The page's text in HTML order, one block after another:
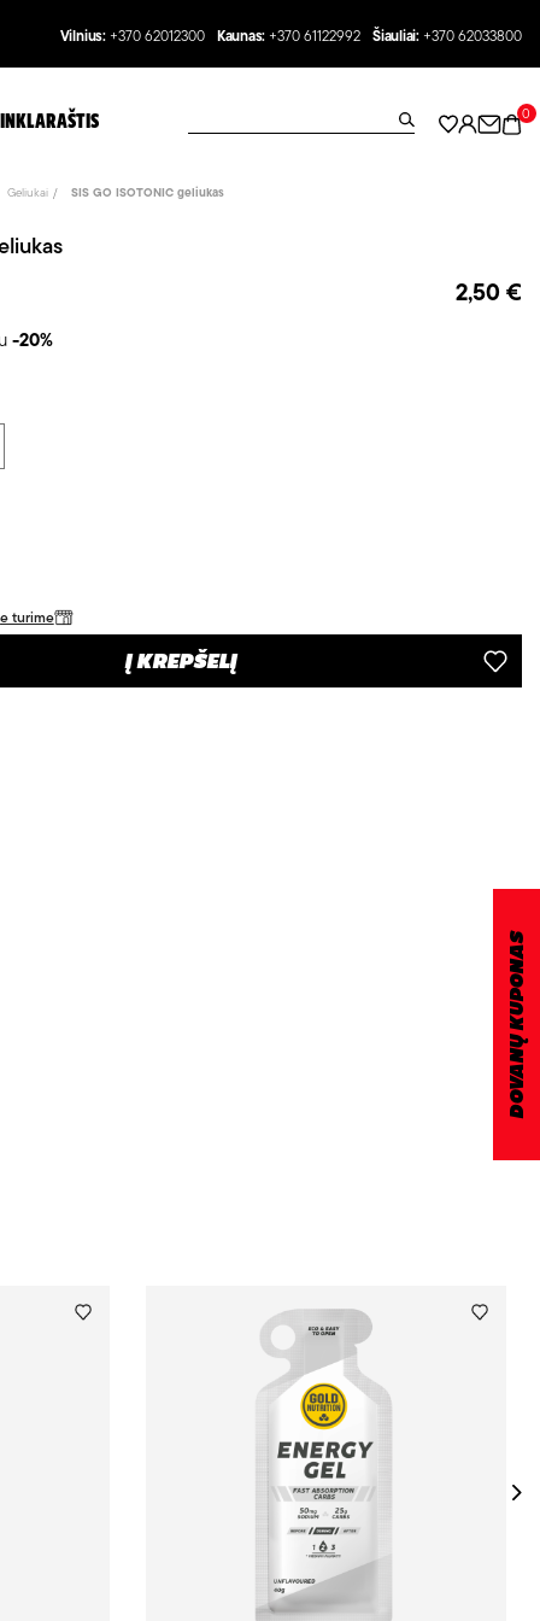
Vilnius: +370 62012300 Kaunas: +370 61122992 Šiauliai: +370 62033800
0
Geliukai SIS GO ISOTONIC geliukas
2,50 €
-20%
turime
Į KREPŠELĮ
DOVANŲ KUPONAS